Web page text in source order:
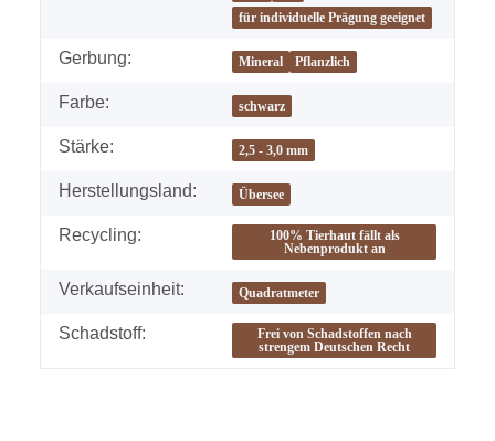
für individuelle Prägung geeignet
Gerbung: Mineral Pflanzlich
Farbe: schwarz
Stärke: 2,5 - 3,0 mm
Herstellungsland: Übersee
Recycling:
100% Tierhaut fällt als
Nebenprodukt an
Verkaufseinheit: Quadratmeter
Schadstoff:
Frei von Schadstoffen nach
strengem Deutschen Recht